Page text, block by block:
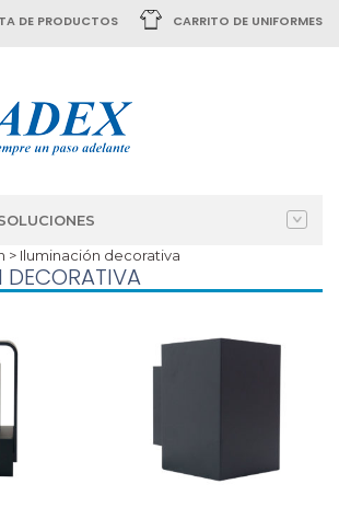
DE PRODUCTOS CARRITO DE UNIFORMES
> Iluminación decorativa